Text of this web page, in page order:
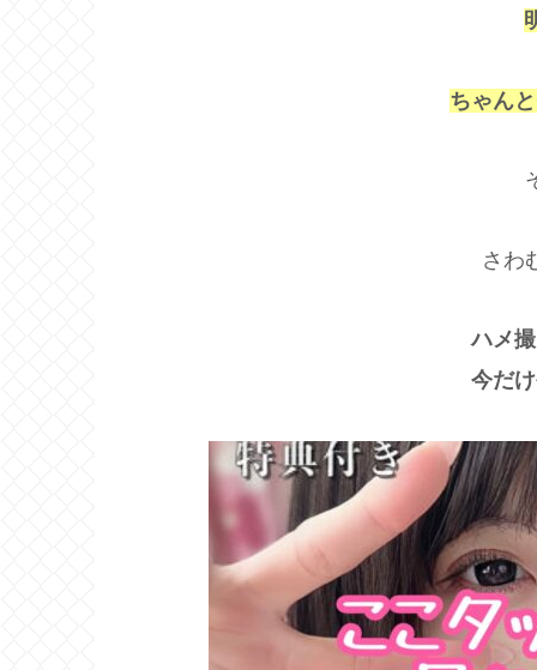
ちゃん
さわ
ハメ
今だ